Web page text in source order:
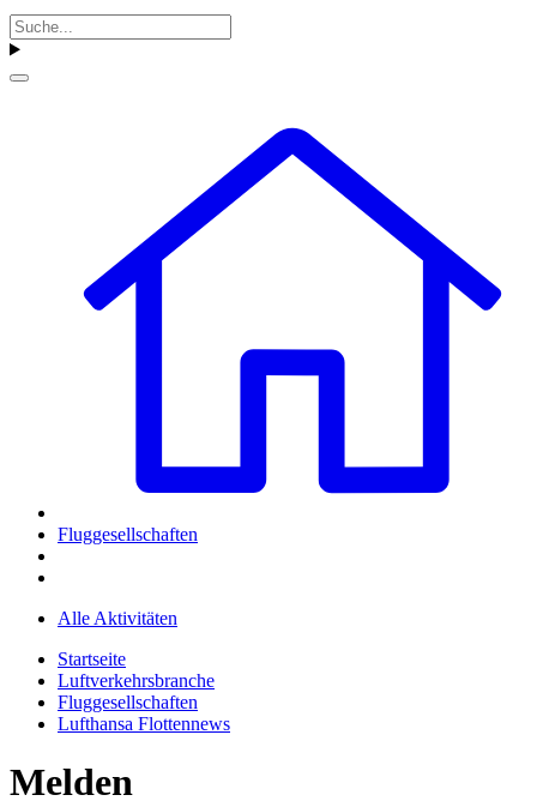
Fluggesellschaften
Alle Aktivitäten
Startseite
Luftverkehrsbranche
Fluggesellschaften
Lufthansa Flottennews
Melden